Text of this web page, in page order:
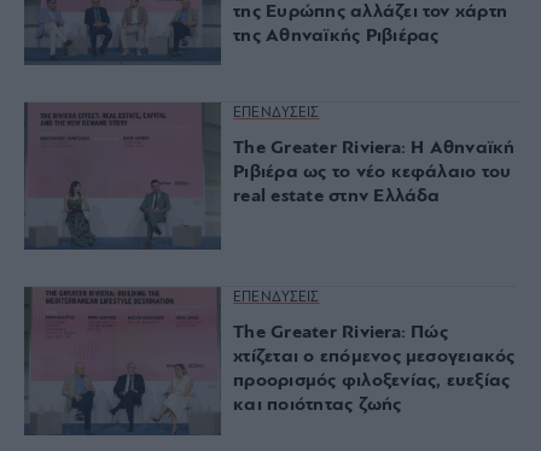
της Ευρώπης αλλάζει τον χάρτη
της Αθηναϊκής Ριβιέρας
ΕΠΕΝΔΥΣΕΙΣ
The Greater Riviera: Η Αθηναϊκή
Ριβιέρα ως το νέο κεφάλαιο του
real estate στην Ελλάδα
ΕΠΕΝΔΥΣΕΙΣ
The Greater Riviera: Πώς
χτίζεται ο επόμενος μεσογειακός
προορισμός φιλοξενίας, ευεξίας
και ποιότητας ζωής